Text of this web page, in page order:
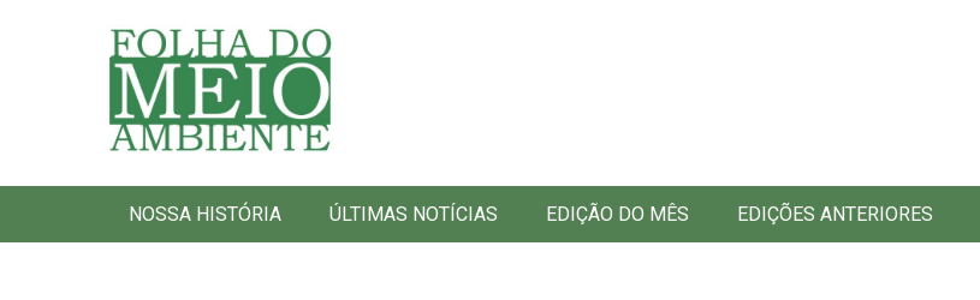
Folha do Meio Ambiente
NOSSA HISTÓRIA ÚLTIMAS NOTÍCIAS EDIÇÃO DO MÊS EDIÇÕES ANTERIORES